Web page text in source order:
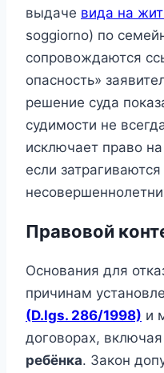
выдаче вида на
soggiorno) по
сопровождаются
опасность»
решение суда
судимости не
исключает право
если
Правовой
Основания для
причинам
(D.lgs. 286/1998) и
договорах, включая
ребёнка. Закон